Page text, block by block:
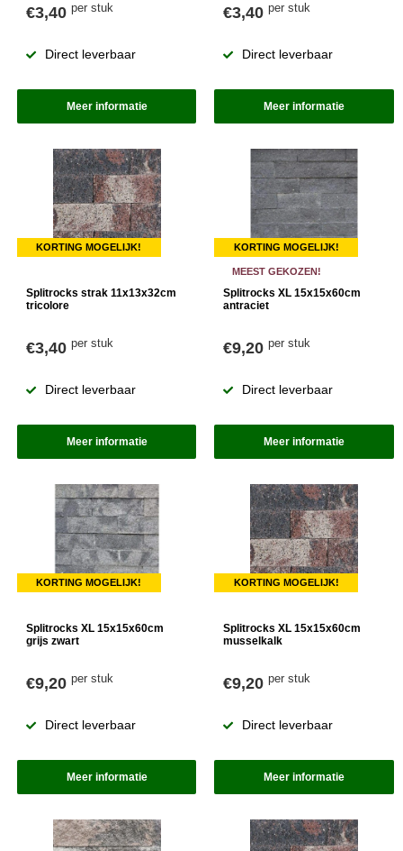
€3,40 per stuk
Direct leverbaar
Meer informatie
€3,40per stuk
Direct leverbaar
Meer informatie
KORTING MOGELIJK!
Splitrocks strak 11x13x32cm
tricolore
€3,40 per stuk
Direct leverbaar
Meer informatie
KORTING MOGELIJK!
MEEST GEKOZEN!
Splitrocks XL 15x15x60cm
antraciet
€9,20per stuk
Direct leverbaar
Meer informatie
KORTING MOGELIJK!
Splitrocks XL 15x15x60cm
grijs zwart
€9,20 per stuk
Direct leverbaar
Meer informatie
KORTING MOGELIJK!
Splitrocks XL 15x15x60cm
musselkalk
€9,20per stuk
Direct leverbaar
Meer informatie